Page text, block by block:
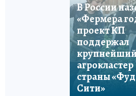
В России
«Фермера
проект КП
поддержал
крупнейший
агрокластер
страны «Фуд
Сити»